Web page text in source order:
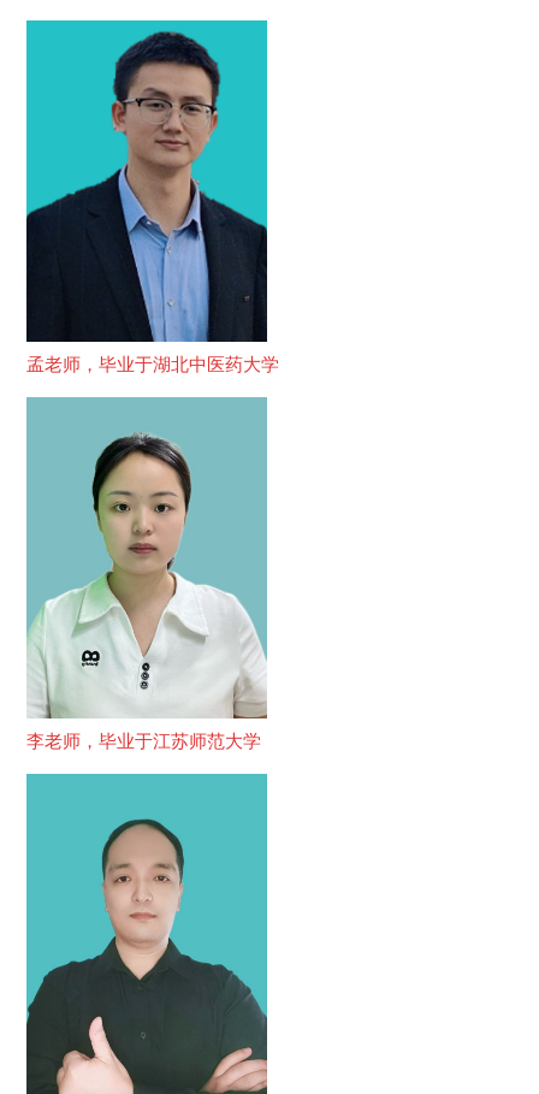
孟老师，毕业于湖北中医药大学
李老师，毕业于江苏师范大学